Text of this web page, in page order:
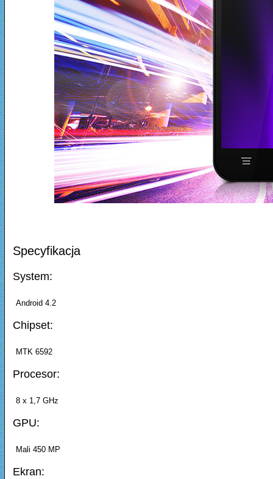
Specyfikacja
System:
Android 4.2
Chipset:
MTK 6592
Procesor:
8 x 1,7 GHz
GPU:
Mali 450 MP
Ekran: